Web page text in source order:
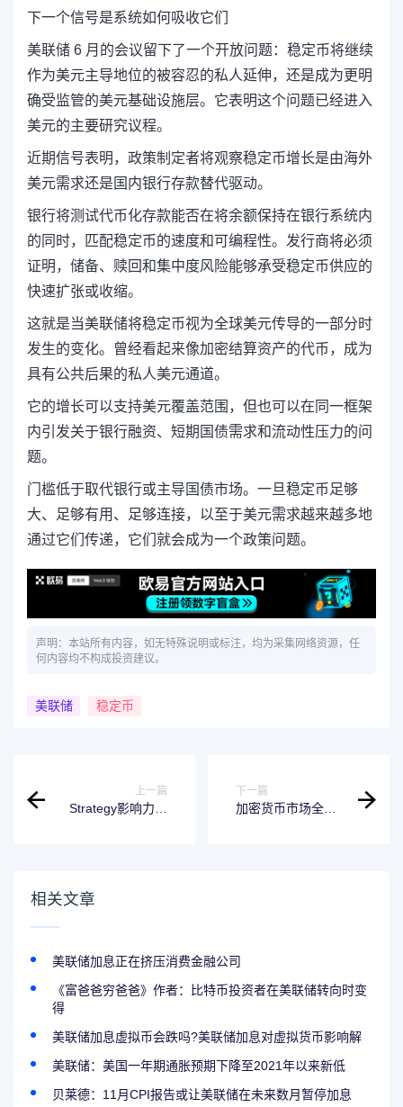
下一个信号是系统如何吸收它们
美联储 6 月的会议留下了一个开放问题：稳定币将继续
作为美元主导地位的被容忍的私人延伸，还是成为更明
确受监管的美元基础设施层。它表明这个问题已经进入
美元的主要研究议程。
近期信号表明，政策制定者将观察稳定币增长是由海外
美元需求还是国内银行存款替代驱动。
银行将测试代币化存款能否在将余额保持在银行系统内
的同时，匹配稳定币的速度和可编程性。发行商将必须
证明，储备、赎回和集中度风险能够承受稳定币供应的
快速扩张或收缩。
这就是当美联储将稳定币视为全球美元传导的一部分时
发生的变化。曾经看起来像加密结算资产的代币，成为
具有公共后果的私人美元通道。
它的增长可以支持美元覆盖范围，但也可以在同一框架
内引发关于银行融资、短期国债需求和流动性压力的问
题。
门槛低于取代银行或主导国债市场。一旦稳定币足够
大、足够有用、足够连接，以至于美元需求越来越多地
通过它们传递，它们就会成为一个政策问题。
声明：本站所有内容，如无特殊说明或标注，均为采集网络资源，任
何内容均不构成投资建议。
美联储 稳定币
上一篇
Strategy影响力衰
下一篇
加密货币市场全线
相关文章
美联储加息正在挤压消费金融公司
《富爸爸穷爸爸》作者：比特币投资者在美联储转向时变
得
美联储加息虚拟币会跌吗?美联储加息对虚拟货币影响解
美联储：美国一年期通胀预期下降至2021年以来新低
贝莱德：11月CPI报告或让美联储在未来数月暂停加息